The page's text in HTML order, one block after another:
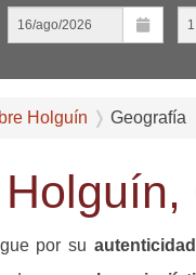
Holguín Geografía
por su autenticidad